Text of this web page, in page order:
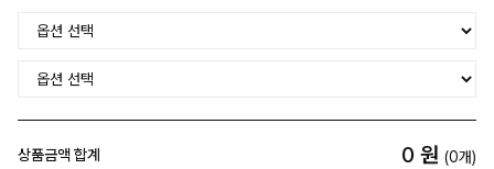
상품금액 합계 0 원 (0개)